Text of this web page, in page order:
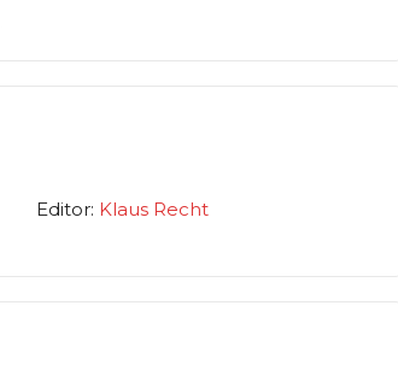
Editor: Klaus Recht